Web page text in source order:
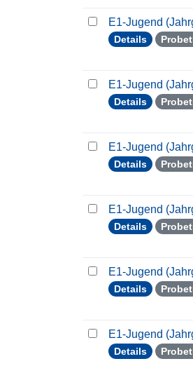
E1-Jugend
Details
E1-Jugend
Details
E1-Jugend
Details
E1-Jugend
Details
E1-Jugend
Details
E1-Jugend
Details